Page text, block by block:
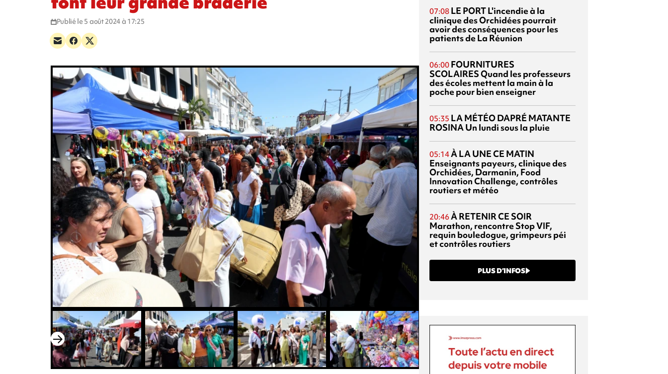
Publié le 5 août 2024 à 17:25
07:08 LE PORTL'incendie à la
clinique des Orchidées pourrait
avoir des conséquences pour les
patients de La Réunion
06:00 FOURNITURES
SCOLAIRESQuand les professeurs
des écoles mettent la main à la
poche pour bien enseigner
05:35 LA MÉTÉO DAPRÉ MATANTE
ROSINAUn lundi sous la pluie
05:14À LA UNE CE MATIN
Enseignants payeurs, clinique des
Orchidées, Darmanin, Food
Innovation Challenge, contrôles
routiers et météo
20:46À RETENIR CE SOIR
Marathon, rencontre Stop VIF,
requin bouledogue, grimpeurs péi
et contrôles routiers
PLUS D’INFOS